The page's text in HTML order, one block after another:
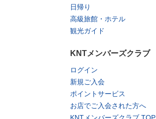
日帰り
高級旅館・ホテル
観光ガイド
KNTメンバーズクラブ
ログイン
新規ご入会
ポイントサービス
お店でご入会された方へ